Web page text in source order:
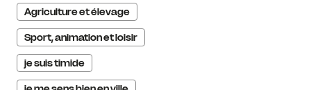
Agriculture et élevage
Sport, animation et loisir
je suis timide